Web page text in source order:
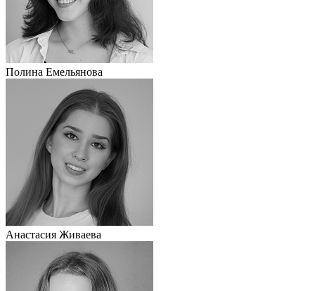
Полина Емельянова
Анастасия Живаева